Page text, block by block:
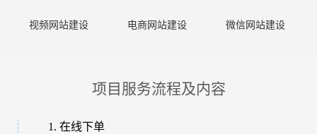
视频网站建设 电商网站建设 微信网站建设
项目服务流程及内容
1. 在线下单